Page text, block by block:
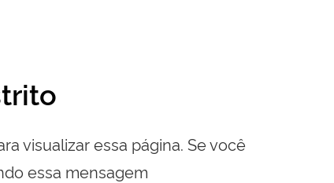
visualizar essa página. Se você
essa mensagem